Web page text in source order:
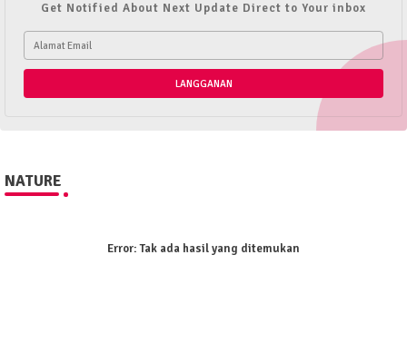
Get Notified About Next Update Direct to Your inbox
NATURE
Error:Tak ada hasil yang ditemukan